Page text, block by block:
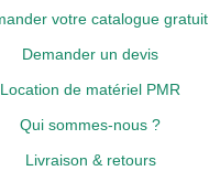
votre catalogue gratuit
Demander un devis
Location de matériel PMR
Qui sommes-nous ?
Livraison & retours